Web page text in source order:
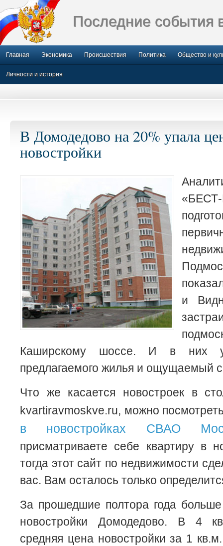
Последние события
Главная Экономика Происшествия Политика Общество и
Личности и история
В Домодедово на 20% упала
новостройки
«БЕСТ-
и
Каширскому шоссе. И в них
предлагаемого жилья и ощущаемый
Что же касается новостроек в
kvartiravmoskve.ru, можно
в новостройках СВАО
присматриваете себе квартиру в
тогда этот сайт по недвижимости
вас. Вам осталось только
За прошедшие полтора года
новостройки Домодедово. В 4
средняя цена новостройки за 1